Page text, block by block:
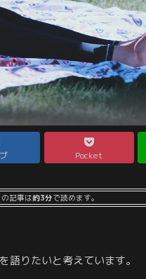
Pocket
の記事は約3分で読めます。
語りたいと考えています。